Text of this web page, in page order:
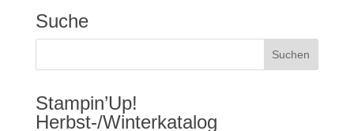
Suche
Stampin’Up!
Herbst-/Winterkatalog